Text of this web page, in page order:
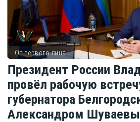
От первого лица
Президент России
провёл рабочую
губернатора
Александром